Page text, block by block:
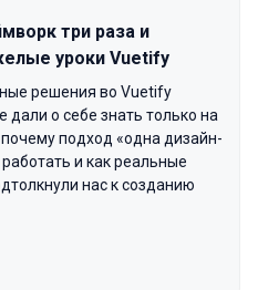
три раза и
уроки Vuetify
решения во Vuetify
дали о себе знать только на
подход «одна дизайн-
и как реальные
нас к созданию